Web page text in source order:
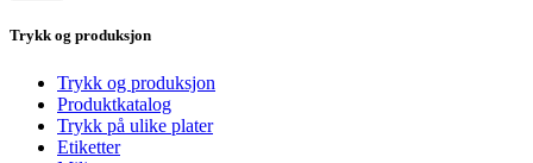
Trykk og produksjon
Trykk og produksjon
Produktkatalog
Trykk på ulike plater
Etiketter